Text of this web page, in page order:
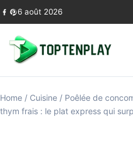
Skip to content
6 août 2026
Home / Cuisine / Poêlée de
thym frais : le plat express qui